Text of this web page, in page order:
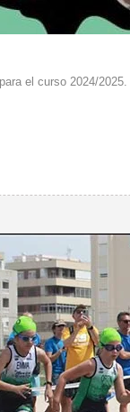
el curso 2024/2025.